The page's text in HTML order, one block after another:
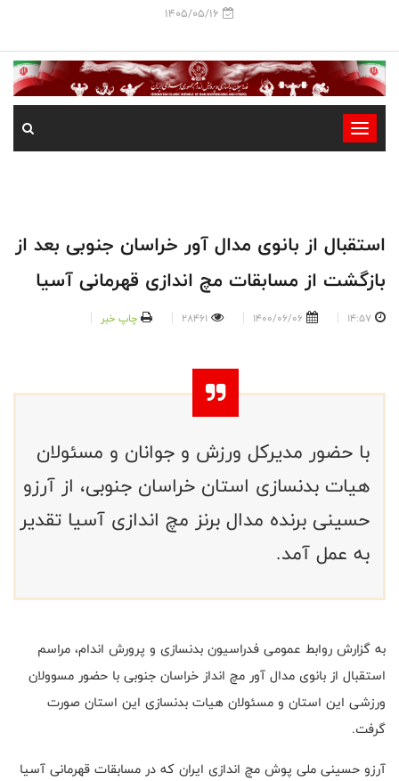
1405/05/16
-
-
-
استقبال از بانوی مدال آور خراسان جنوبی بعد از
بازگشت از مسابقات مچ اندازی قهرمانی آسیا
14:57
1400/06/06
28461 چاپ خبر
با حضور مدیرکل ورزش و جوانان و مسئولان
هیات بدنسازی استان خراسان جنوبی، از آرزو
حسینی برنده مدال برنز مچ اندازی آسیا تقدیر
به عمل آمد.
به گزارش روابط عمومی فدراسیون بدنسازی و پرورش اندام، مراسم
استقبال از بانوی مدال آور مچ انداز خراسان جنوبی با حضور مسوولان
ورزشی این استان و مسئولان هیات بدنسازی این استان صورت
گرفت.
آرزو حسینی ملی پوش مچ اندازی ایران که در مسابقات قهرمانی آسیا